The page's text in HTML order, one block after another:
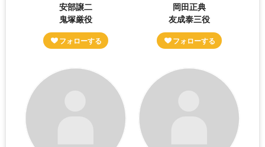
安部譲二
鬼塚厳役
岡田正典
友成泰三役